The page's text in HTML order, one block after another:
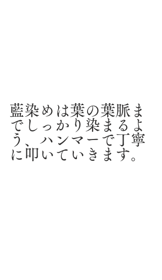
藍染めは葉の葉脈ま
でしっかり染まるよ
う、ハンマーで丁寧
に叩いていきます。